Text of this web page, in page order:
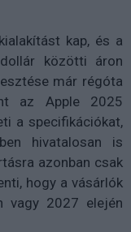
kap, és a
közötti áron
már régóta
az Apple 2025
a specifikációkat,
hivatalosan is
azonban csak
hogy a vásárlók
vagy 2027 elején